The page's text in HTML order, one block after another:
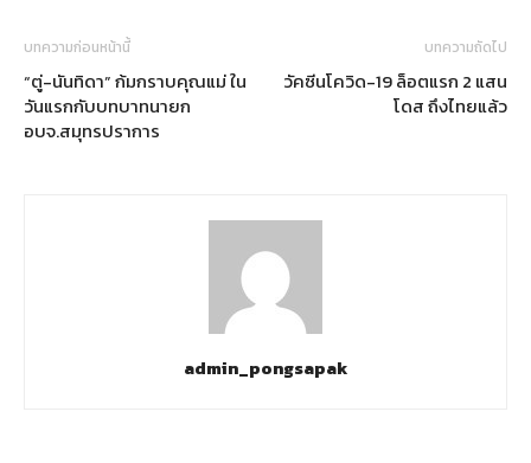
บทความก่อนหน้านี้
“ตู่-นันทิดา” ก้มกราบคุณแม่ ใน
วันแรกกับบทบาทนายก
อบจ.สมุทรปราการ
บทความถัดไป
วัคซีนโควิด-19 ล็อตแรก 2 แสน
โดส ถึงไทยแล้ว
admin_pongsapak